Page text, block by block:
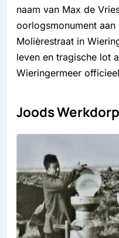
naam van Max de
oorlogsmonument
Molièrestraat in
leven en tragische lot
Wieringermeer
Joods Werkdorp